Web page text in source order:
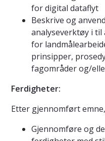
for digital dataflyt
Beskrive og
analyseverktøy i
for
prinsipper,
fagområder og/
Ferdigheter:
Etter gjennomført
Gjennomføre og